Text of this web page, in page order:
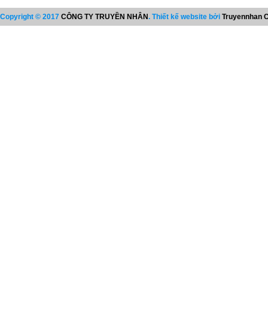
Copyright © 2017 CÔNG TY TRUYỀN NHÂN. Thiết kế website bởi Truyennhan